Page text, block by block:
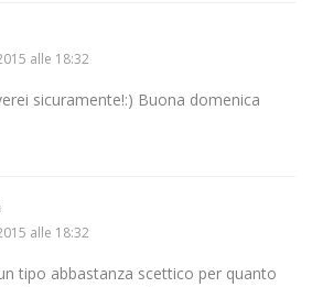
alle 18:32
sicuramente!:) Buona domenica
alle 18:32
tipo abbastanza scettico per quanto